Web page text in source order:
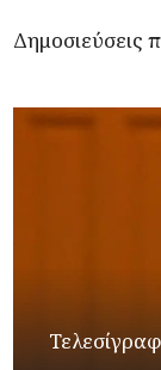
Δημοσιεύσεις